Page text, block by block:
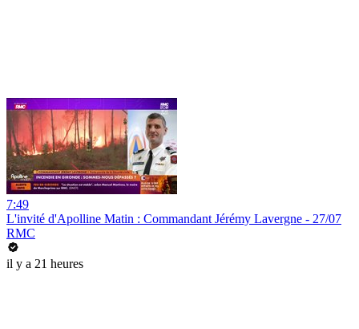
7:49
L'invité d'Apolline Matin : Commandant Jérémy Lavergne - 27/07
RMC
il y a 21 heures